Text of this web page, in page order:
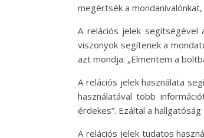
megértsék a
A relációs jelek segítségével
viszonyok segítenek a
azt mondja: „Elmentem a
A relációs jelek használata
használatával több
érdekes”. Ezáltal a
A relációs jelek tudatos